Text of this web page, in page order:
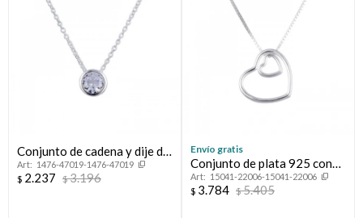
Conjunto de cadena y dije de
plata 925 rodinada, PUNTO
DE LUZ.
1476-47019-1476-47019
$ 2.237 $3.196
Envío gratis
Conjunto de plata 925 con
dije, AMORE MIO.
15041-22006-15041-22006
$ 3.784 $5.405